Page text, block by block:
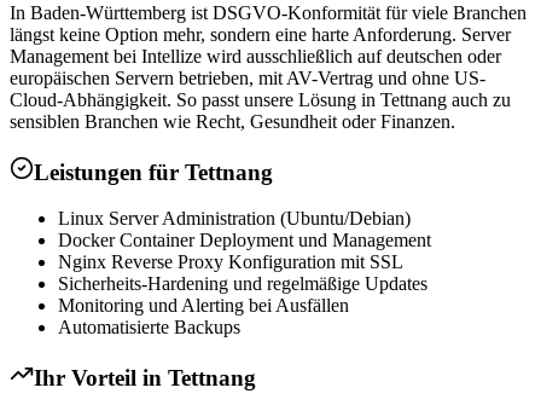
In Baden-Württemberg ist DSGVO-Konformität für viele Branchen
längst keine Option mehr, sondern eine harte Anforderung. Server
Management bei Intellize wird ausschließlich auf deutschen oder
europäischen Servern betrieben, mit AV-Vertrag und ohne US-
Cloud-Abhängigkeit. So passt unsere Lösung in Tettnang auch zu
sensiblen Branchen wie Recht, Gesundheit oder Finanzen.
Leistungen für Tettnang
Linux Server Administration (Ubuntu/Debian)
Docker Container Deployment und Management
Nginx Reverse Proxy Konfiguration mit SSL
Sicherheits-Hardening und regelmäßige Updates
Monitoring und Alerting bei Ausfällen
Automatisierte Backups
Ihr Vorteil in Tettnang